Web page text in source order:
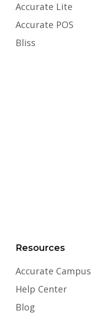
Accurate Lite
Accurate POS
Bliss
Resources
Accurate Campus
Help Center
Blog